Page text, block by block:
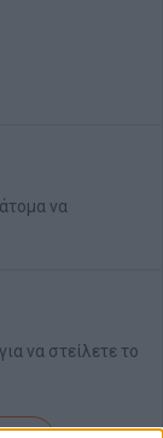
να
να στείλετε το